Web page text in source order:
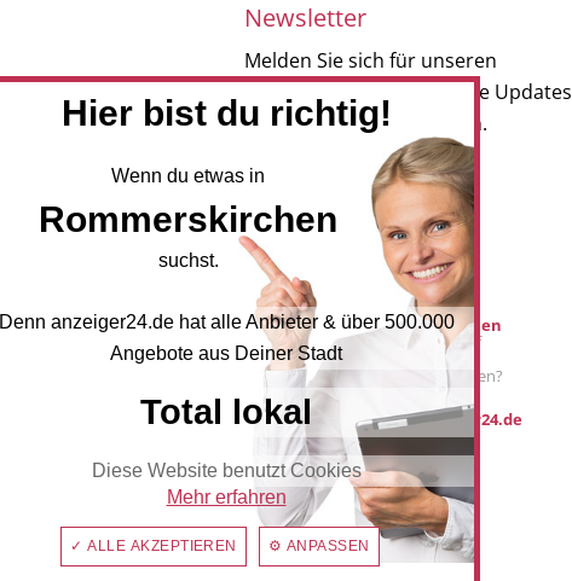
Newsletter
Melden Sie sich für unseren
Newsletter an, um neueste Updates
und Angebote zu erhalten.
NEWSLETTER BESTELLEN
Mediadaten
Werbung buchen
Sie möchten auf
anzeiger24.de
Werbung schalten?
post@anzeiger24.de
Hier bist du richtig!
Wenn du etwas in
Rommerskirchen
suchst.
Denn anzeiger24.de hat alle Anbieter & über 500.000
Angebote aus Deiner Stadt
Total lokal
Diese Website benutzt Cookies
Mehr erfahren
✓ ALLE AKZEPTIEREN ⚙ ANPASSEN